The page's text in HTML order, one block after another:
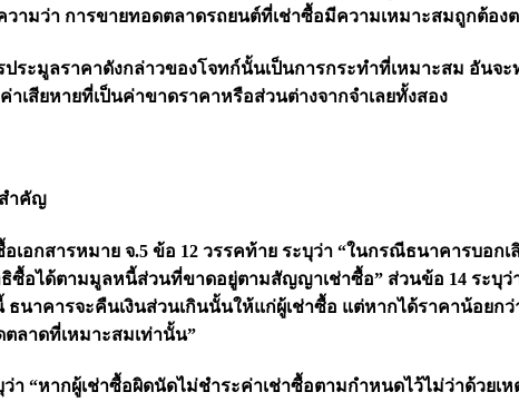
ามว่า การขายทอดตลาดรถยนต์ที่เช่าซื้อมีความเหมาะสมถูกต้อ
ระมูลราคาดังกล่าวของโจทก์นั้นเป็นการกระทำที่เหมาะสม อัน
เสียหายที่เป็นค่าขาดราคาหรือส่วนต่างจากจำเลยทั้งสอง
ำคัญ
อกสารหมาย จ.5 ข้อ 12 วรรคท้าย ระบุว่า “ในกรณีธนาคารบอ
ธิซื้อได้ตามมูลหนี้ส่วนที่ขาดอยู่ตามสัญญาเช่าซื้อ” ส่วนข้อ 14 ระ
นาคารจะคืนเงินส่วนเกินนั้นให้แก่ผู้เช่าซื้อ แต่หากได้ราคาน้อย
ลาดที่เหมาะสมเท่านั้น”
า “หากผู้เช่าซื้อผิดนัดไม่ชำระค่าเช่าซื้อตามกำหนดไว้ไม่ว่าด้วย